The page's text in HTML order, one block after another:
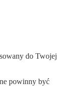
do Twojej
powinny być